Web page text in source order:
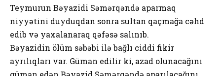
Teymurun Bəyazidi Səmərqəndə aparmaq
niyyətini duyduqdan sonra sultan qaçmağa cəhd
edib və yaxalanaraq qəfəsə salınıb.
Bəyazidin ölüm səbəbi ilə bağlı ciddi fikir
ayrılıqları var. Güman edilir ki, azad olunacağını